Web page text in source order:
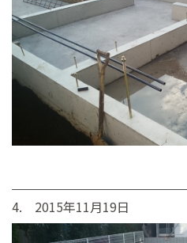
4. 2015年11月19日